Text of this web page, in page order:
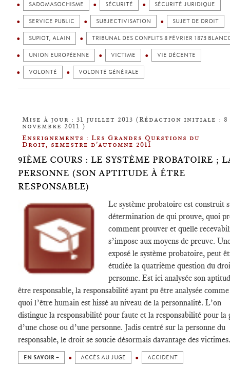
SADOMASOCHISME SÉCURITÉ SÉCURITÉ JURIDIQUE
SERVICE PUBLIC SUBJECTIVISATION SUJET DE DROIT
SUPIOT, ALAIN TRIBUNAL DES CONFLITS 8 FÉVRIER 1873
UNION EUROPÉENNE VICTIME VIE DÉCENTE
VOLONTÉ VOLONTÉ GÉNÉRALE
Mise à jour : 31 juillet 2013 (Rédaction initiale : 8
novembre 2011 )
Enseignements : Les Grandes Questions du
Droit, semestre d'automne 2011
9IÈME COURS : LE SYSTÈME PROBATOIRE ;
PERSONNE (SON APTITUDE À ÊTRE
RESPONSABLE)
Le système probatoire est construit
détermination de qui prouve, quoi
comment prouver et quelle
s’impose aux moyens de preuve.
exposé le système probatoire, peut
étudiée la quatrième question du
personne. Est ici analysée son
être responsable, la responsabilité ayant pu être analysée
quoi l’être humain est hissé au niveau de la personnalité. L’on
distingue la responsabilité pour faute et la responsabilité pour la
d’une chose ou d’une personne. Jadis centré sur la personne du
responsable, le droit se soucie désormais davantage des victimes.
EN SAVOIR + ACCÈS AU JUGE ACCIDENT